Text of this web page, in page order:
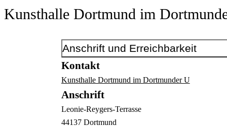
Kunsthalle Dortmund im
Anschrift und Erreichbarkeit
Kontakt
Kunsthalle Dortmund im Dortmunder U
Anschrift
Leonie-Reygers-Terrasse
44137 Dortmund